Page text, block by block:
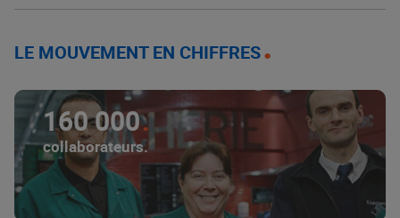
LE MOUVEMENT EN CHIFFRES
160 000
collaborateurs.